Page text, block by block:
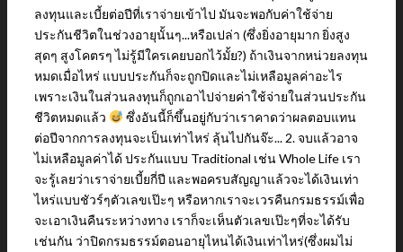
ลงทุนและเบี้ยต่อปีที่เราจ่ายเข้าไป มันจะพอกับค่าใช้จ่าย
ประกันชีวิตในช่วงอายุนั้นๆ...หรือเปล่า (ซึ่งยิ่งอายุมาก ยิ่งสูง
สุดๆ สูงโคตรๆ ไม่รู้มีใครเคยบอกไว้มั้ย?) ถ้าเงินจากหน่วยลงทุน
หมดเมื่อไหร่ แบบประกันก็จะถูกปิดและไม่เหลือมูลค่าอะไร
เพราะเงินในส่วนลงทุนก็ถูกเอาไปจ่ายค่าใช้จ่ายในส่วนประกัน
ชีวิตหมดแล้ว
ซึ่งอันนี้ก็ขึ้นอยู่กับว่าเราคาดว่าผลตอบแทน
ต่อปีจากการลงทุนจะเป็นเท่าไหร่ ลุ้นไปกันจ๊ะ... 2. จบแล้วอาจ
ไม่เหลือมูลค่าได้ ประกันแบบ Traditional เช่น Whole Life เรา
จะรู้เลยว่าเราจ่ายเบี้ยกี่ปี และพอครบสัญญาแล้วจะได้เงินเท่า
ไหร่แบบชัวร์ๆตัวเลขเป๊ะๆ หรือหากเราจะเวรคืนกรมธรรม์เพื่อ
จะเอาเงินคืนระหว่างทาง เราก็จะเห็นตัวเลขเป๊ะๆที่จะได้รับ
เช่นกัน ว่าปิดกรมธรรม์ตอนอายุไหนได้เงินเท่าไหร่(ซึ่งผมไม่